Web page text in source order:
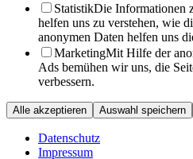
StatistikDie Informationen
helfen uns zu verstehen, wie
anonymen Daten helfen uns
MarketingMit Hilfe der
Ads bemühen wir uns, die
verbessern.
Alle akzeptieren Auswahl speichern
Datenschutz
Impressum